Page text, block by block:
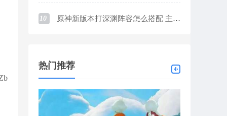
10 原神新版本打深渊阵容怎么搭配 主流阵容优缺点介绍及培养思路
热门推荐